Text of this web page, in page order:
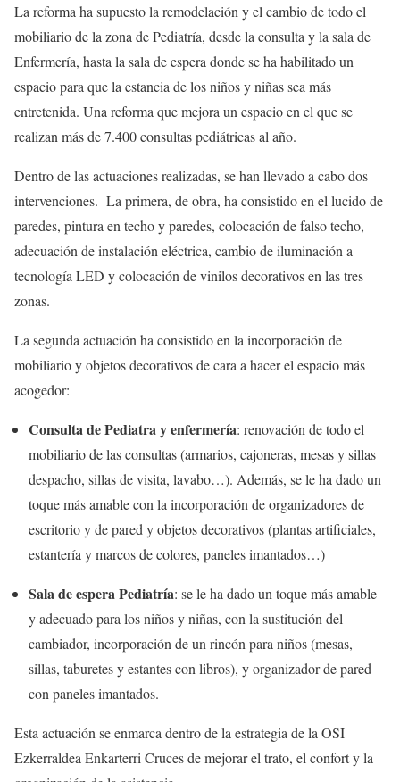
La reforma ha supuesto la remodelación y el cambio de todo el
mobiliario de la zona de Pediatría, desde la consulta y la sala de
Enfermería, hasta la sala de espera donde se ha habilitado un
espacio para que la estancia de los niños y niñas sea más
entretenida. Una reforma que mejora un espacio en el que se
realizan más de 7.400 consultas pediátricas al año.
Dentro de las actuaciones realizadas, se han llevado a cabo dos
intervenciones. La primera, de obra, ha consistido en el lucido de
paredes, pintura en techo y paredes, colocación de falso techo,
adecuación de instalación eléctrica, cambio de iluminación a
tecnología LED y colocación de vinilos decorativos en las tres
zonas.
La segunda actuación ha consistido en la incorporación de
mobiliario y objetos decorativos de cara a hacer el espacio más
acogedor:
Consulta de Pediatra y enfermería: renovación de todo el
mobiliario de las consultas (armarios, cajoneras, mesas y sillas
despacho, sillas de visita, lavabo…). Además, se le ha dado un
toque más amable con la incorporación de organizadores de
escritorio y de pared y objetos decorativos (plantas artificiales,
estantería y marcos de colores, paneles imantados…)
Sala de espera Pediatría: se le ha dado un toque más amable
y adecuado para los niños y niñas, con la sustitución del
cambiador, incorporación de un rincón para niños (mesas,
sillas, taburetes y estantes con libros), y organizador de pared
con paneles imantados.
Esta actuación se enmarca dentro de la estrategia de la OSI
Ezkerraldea Enkarterri Cruces de mejorar el trato, el confort y la